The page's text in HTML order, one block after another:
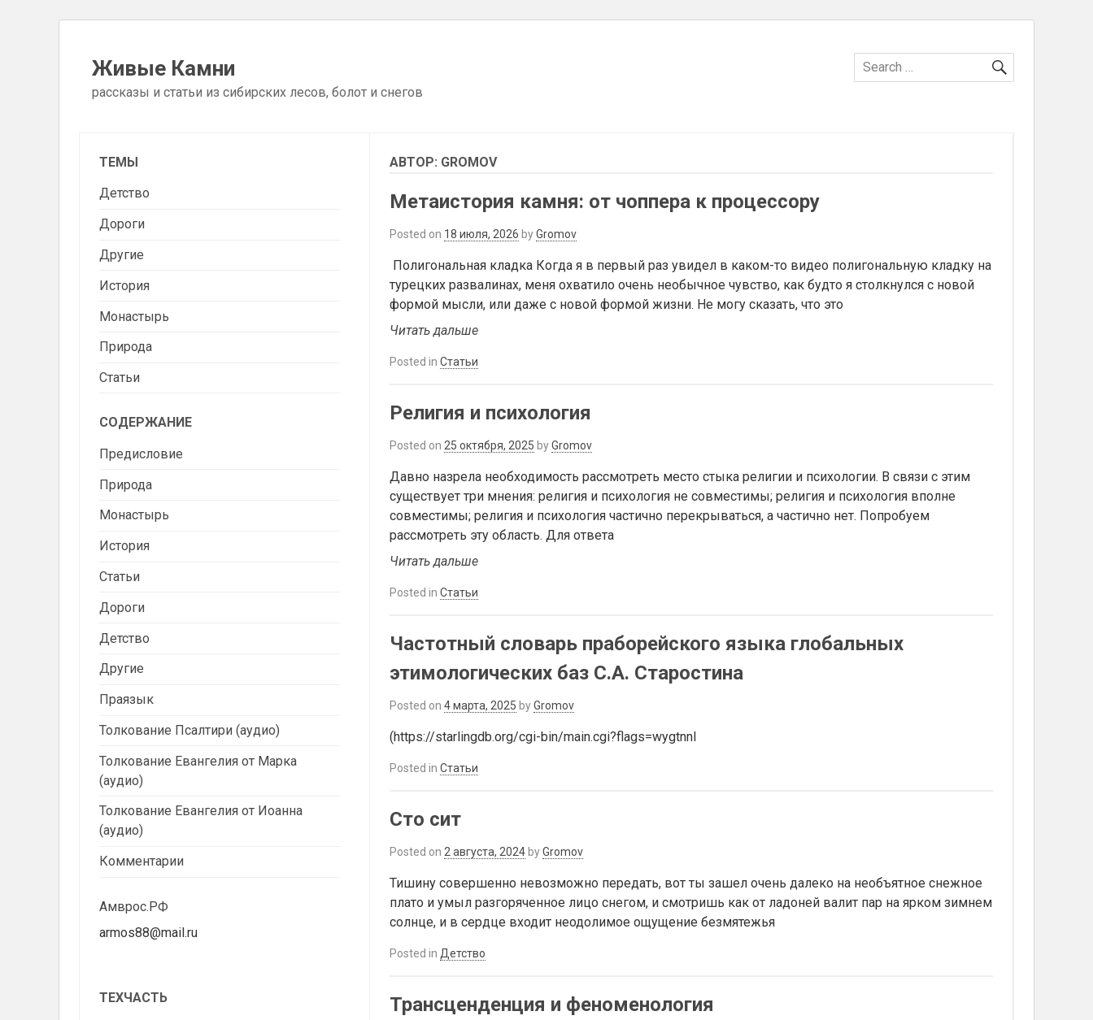
contentЖивые Камни
рассказы и статьи из сибирских лесов, болот и снегов
Search
for:
АВТОР: GROMOV
Метаистория камня: от чоппера к процессору
Posted on 18 июля, 2026 byGromov
Полигональная кладка Когда я в первый раз увидел в каком-то видео полигональную кладку на
турецких развалинах, меня охватило очень необычное чувство, как будто я столкнулся с новой
формой мысли, или даже с новой формой жизни. Не могу сказать, что это
Читать дальше
Posted in Статьи
Религия и психология
Posted on 25 октября, 2025 byGromov
Давно назрела необходимость рассмотреть место стыка религии и психологии. В связи с этим
существует три мнения: религия и психология не совместимы; религия и психология вполне
совместимы; религия и психология частично перекрываться, а частично нет. Попробуем
рассмотреть эту область. Для ответа
Читать дальше
Posted in Статьи
Частотный словарь праборейского языка глобальных
этимологических баз С.А. Старостина
Posted on 4 марта, 2025 byGromov
(https://starlingdb.org/cgi-bin/main.cgi?flags=wygtnnl
Posted in Статьи
Сто сит
Posted on 2 августа, 2024byGromov
Тишину совершенно невозможно передать, вот ты зашел очень далеко на необъятное снежное
плато и умыл разгоряченное лицо снегом, и смотришь как от ладоней валит пар на ярком зимнем
солнце, и в сердце входит неодолимое ощущение безмятежья
Posted in Детство
Трансценденция и феноменология
ТЕМЫ
Детство
Дороги
Другие
История
Монастырь
Природа
Статьи
СОДЕРЖАНИЕ
Предисловие
Природа
Монастырь
История
Статьи
Дороги
Детство
Другие
Праязык
Толкование Псалтири (аудио)
Толкование Евангелия от Марка
(аудио)
Толкование Евангелия от Иоанна
(аудио)
Комментарии
Амврос.РФ
armos88@mail.ru
ТЕХЧАСТЬ